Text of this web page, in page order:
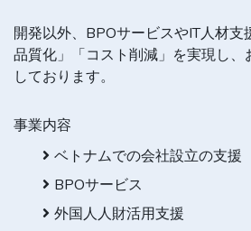
開発以外、BPOサービスやIT人材支
品質化」「コスト削減」を実現し
しております。
事業内容
ベトナムでの会社設立の支援
BPOサービス
外国人人財活用支援